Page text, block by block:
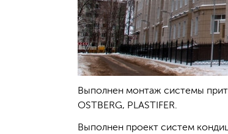
Выполнен монтаж системы
OSTBERG, PLASTIFER.
Выполнен проект систем